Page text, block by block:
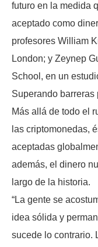
futuro en la medida
aceptado como
profesores William
London; y Zeynep
School, en un
Superando
Más allá de todo el
las criptomonedas,
aceptadas
además, el dinero
largo de la historia.
“La gente se
idea sólida y
sucede lo contrario.